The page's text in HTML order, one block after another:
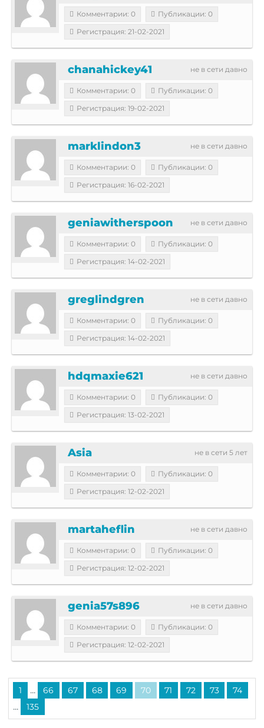
Комментарии: 0
Публикации: 0
Регистрация: 21-02-2021
не в сети давно
chanahickey41
Комментарии: 0
Публикации: 0
Регистрация: 19-02-2021
не в сети давно
marklindon3
Комментарии: 0
Публикации: 0
Регистрация: 16-02-2021
не в сети давно
geniawitherspoon
Комментарии: 0
Публикации: 0
Регистрация: 14-02-2021
не в сети давно
greglindgren
Комментарии: 0
Публикации: 0
Регистрация: 14-02-2021
не в сети давно
hdqmaxie621
Комментарии: 0
Публикации: 0
Регистрация: 13-02-2021
не в сети 5 лет
Asia
Комментарии: 0
Публикации: 0
Регистрация: 12-02-2021
не в сети давно
martaheflin
Комментарии: 0
Публикации: 0
Регистрация: 12-02-2021
не в сети давно
genia57s896
Комментарии: 0
Публикации: 0
Регистрация: 12-02-2021
1 ... 66 67 68 69 70 71 72 73 74
... 135